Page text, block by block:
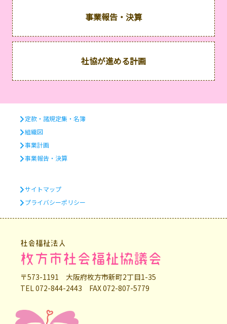
事業報告・決算
社協が進める計画
定款・諸規定集・名簿
組織図
事業計画
事業報告・決算
サイトマップ
プライバシーポリシー
社会福祉法人
枚方市社会福祉協議会
〒573-1191 大阪府枚方市新町2丁目1-35
TEL 072-844-2443 FAX 072-807-5779